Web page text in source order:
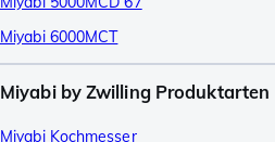
Miyabi 6000MCT
Miyabi by Zwilling Produktarten
Miyabi Kochmesser